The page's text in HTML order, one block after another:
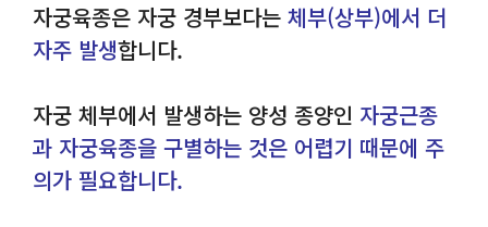
자궁육종은 자궁 경부보다는 체부(상부)에서 더
자주 발생합니다.
자궁 체부에서 발생하는 양성 종양인 자궁근종
과 자궁육종을 구별하는 것은 어렵기 때문에 주
의가 필요합니다.